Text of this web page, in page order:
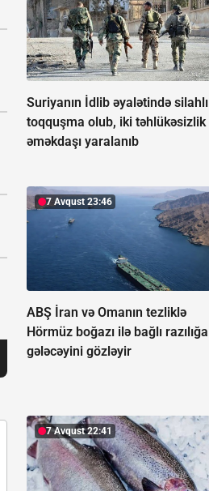
Suriyanın İdlib əyalətində silahlı
toqquşma olub, iki təhlükəsizlik
əməkdaşı yaralanıb
7 Avqust 23:46
ABŞ İran və Omanın tezliklə
Hörmüz boğazı ilə bağlı razılığa
gələcəyini gözləyir
7 Avqust 22:41